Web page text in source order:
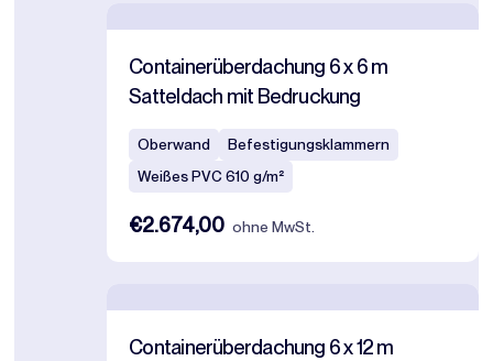
Containerüberdachung 6 x 6 m
Satteldach mit Bedruckung
Oberwand
Befestigungsklammern
Weißes PVC 610 g/m²
€2.674,00 ohne MwSt.
Containerüberdachung 6 x 12 m